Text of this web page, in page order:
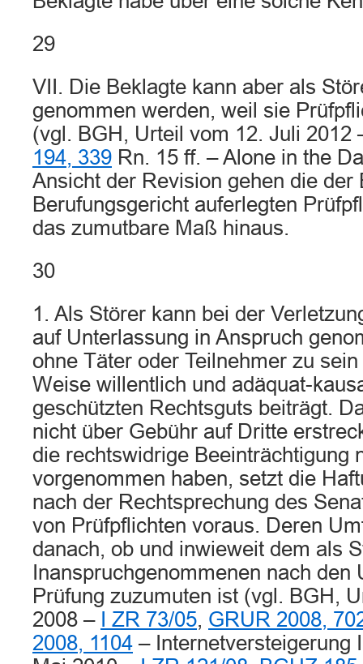
29
VII. Die Beklagte kann aber als
genommen werden, weil sie
(vgl. BGH, Urteil vom 12. Juli 2012
194, 339 Rn. 15 ff. – Alone in the
Ansicht der Revision gehen die der
Berufungsgericht auferlegten
das zumutbare Maß hinaus.
30
1. Als Störer kann bei der
auf Unterlassung in Anspruch
ohne Täter oder Teilnehmer zu
Weise willentlich und adäquat-
geschützten Rechtsguts beiträgt.
nicht über Gebühr auf Dritte
die rechtswidrige Beeinträchtigung
vorgenommen haben, setzt die
nach der Rechtsprechung des
von Prüfpflichten voraus. Deren
danach, ob und inwieweit dem als
Inanspruchgenommenen nach den
Prüfung zuzumuten ist (vgl. BGH,
2008 –
I ZR 73/05, GRUR 2008,
2008, 1104 – Internetversteigerung